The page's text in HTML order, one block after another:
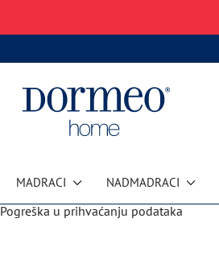
MADRACI NADMADRACI
Pogreška u prihvaćanju podataka